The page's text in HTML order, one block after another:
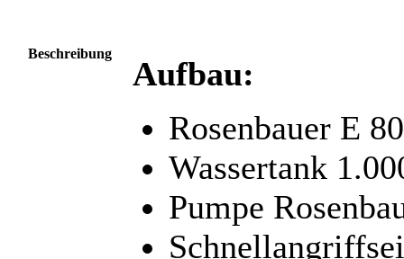
Beschreibung
Aufbau:
Rosenbauer E
Wassertank
Pumpe